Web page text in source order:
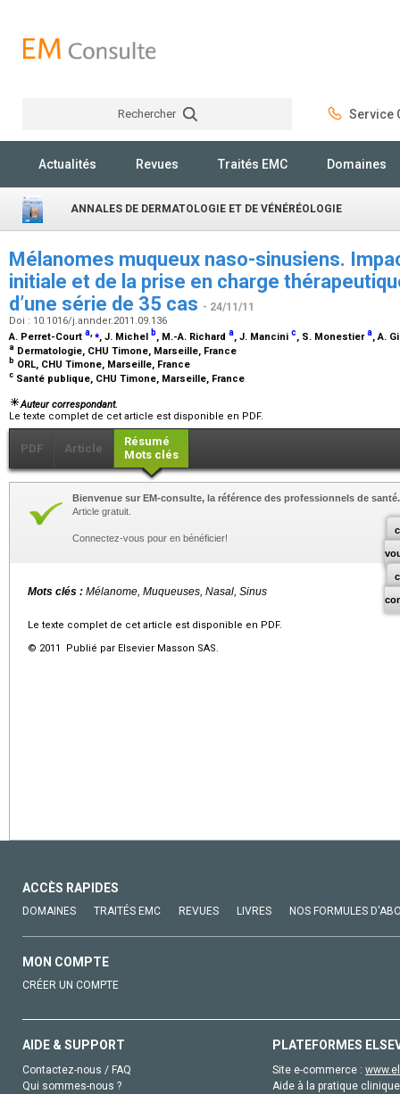
Rechercher Service
Actualités Revues Traités EMC Domaines
ANNALES DE DERMATOLOGIE ET DE VÉNÉRÉOLOGIE
Mélanomes muqueux naso-sinusiens.
initiale et de la prise en charge
d’une série de 35 cas - 24/11/11
Doi : 10.1016/j.annder.2011.09.136
A. Perret-Court a ⁎, J. Michel b, M.-A. Richard a, J. Mancini c, S. Monestiera, A.
a Dermatologie, CHU Timone, Marseille, France
b ORL, CHU Timone, Marseille, France
c Santé publique, CHU Timone, Marseille, France
Auteur correspondant.
Le texte complet de cet article est disponible en PDF.
PDF Article
Résumé
Mots clés
Bienvenue sur EM-consulte, la référence des professionnels de santé.
Article gratuit.
Connectez-vous pour en bénéficier!
Mots clés : Mélanome, Muqueuses, Nasal, Sinus
Le texte complet de cet article est disponible en PDF.
© 2011 Publié par Elsevier Masson SAS.
ACCÈS RAPIDES
DOMAINES TRAITÉS EMC REVUES LIVRES NOS FORMULES
MON COMPTE
CRÉER UN COMPTE
AIDE & SUPPORT
Contactez-nous / FAQ
Qui sommes-nous ?
PLATEFORMES
Site e-commerce :
Aide à la pratique